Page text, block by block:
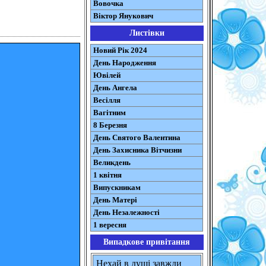
Вовочка
Віктор Янукович
Листівки
Новий Рік 2024
День Народження
Ювілей
День Ангела
Весілля
Вагітним
8 Березня
День Святого Валентина
День Захисника Вітчизни
Великдень
1 квітня
Випускникам
День Матері
День Незалежності
1 вересня
Випадкове привітання
Нехай в душі завжди